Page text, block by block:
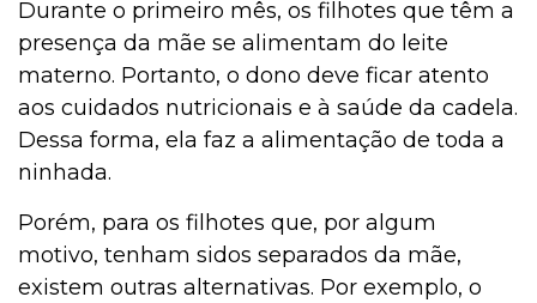
Durante o primeiro mês, os filhotes que têm a
presença da mãe se alimentam do leite
materno. Portanto, o dono deve ficar atento
aos cuidados nutricionais e à saúde da cadela.
Dessa forma, ela faz a alimentação de toda a
ninhada.
Porém, para os filhotes que, por algum
motivo, tenham sidos separados da mãe,
existem outras alternativas. Por exemplo, o